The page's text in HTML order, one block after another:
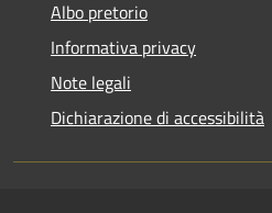
Albo pretorio
Informativa privacy
Note legali
Dichiarazione di accessibilità